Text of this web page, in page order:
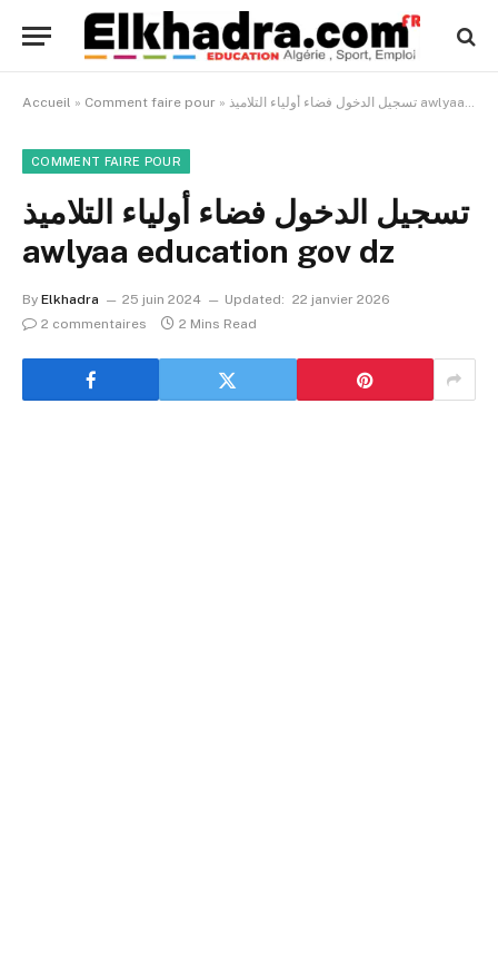
Accueil » Comment faire pour » تسجيل الدخول فضاء أولياء التلاميذ awlyaa education gov dz
COMMENT FAIRE POUR
تسجيل الدخول فضاء أولياء التلاميذ
awlyaa education gov dz
By Elkhadra 25 juin 2024 Updated: 22 janvier 2026
2 commentaires
2 Mins Read